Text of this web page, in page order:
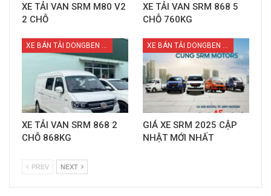
XE TẢI VAN SRM M80 V2
2 CHỖ
XE TẢI VAN SRM 868 5
CHỖ 760KG
XE TẢI VAN SRM 868 2
CHỖ 868KG
GIÁ XE SRM 2025 CẬP
NHẬT MỚI NHẤT
PREV NEXT